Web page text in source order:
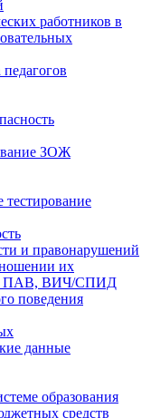
работников в
ЗОЖ
тестирование
и правонарушений
их
ПАВ, ВИЧ/СПИД
поведения
данные
образования
средств